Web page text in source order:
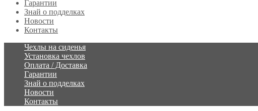
Гарантии
Знай о подделках
Новости
Контакты
Чехлы на сиденья
Установка чехлов
Оплата / Доставка
Гарантии
Знай о подделках
Новости
Контакты